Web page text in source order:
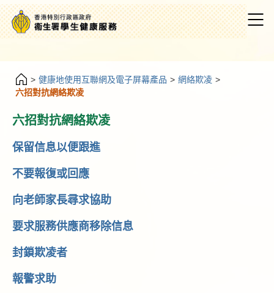
> 健康地使用互聯網及電子屏幕產品 > 網絡欺凌 >
六招對抗網絡欺凌
六招對抗網絡欺凌
保留信息以便跟進
不要報復或回應
向老師家長尋求協助
要求服務供應商移除信息
封鎖欺凌者
報警求助